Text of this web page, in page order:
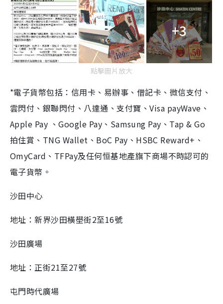
+3
點擊圖片放大
*電子貨幣包括：信用卡、易辦事、借記卡、微信支付、
雲閃付、銀聯閃付、八達通、支付寶、Visa payWave、
Apple Pay 、Google Pay、Samsung Pay、Tap & Go
拍住賞、TNG Wallet、BoC Pay、HSBC Reward+、
OmyCard、TFPay及任何恒基地產旗下商場不時認可的
電子貨幣。
沙田中心
地址：新界沙田橫壆街2至16號
沙田廣場
地址：正街21至27號
屯門時代廣場